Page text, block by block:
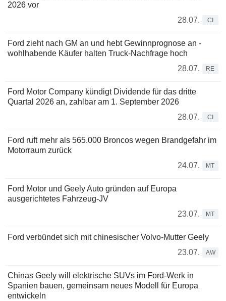
2026 vor
28.07.
CI
Ford zieht nach GM an und hebt Gewinnprognose an -
wohlhabende Käufer halten Truck-Nachfrage hoch
28.07.
RE
Ford Motor Company kündigt Dividende für das dritte
Quartal 2026 an, zahlbar am 1. September 2026
28.07.
CI
Ford ruft mehr als 565.000 Broncos wegen Brandgefahr im
Motorraum zurück
24.07.
MT
Ford Motor und Geely Auto gründen auf Europa
ausgerichtetes Fahrzeug-JV
23.07.
MT
Ford verbündet sich mit chinesischer Volvo-Mutter Geely
23.07.
AW
Chinas Geely will elektrische SUVs im Ford-Werk in
Spanien bauen, gemeinsam neues Modell für Europa
entwickeln